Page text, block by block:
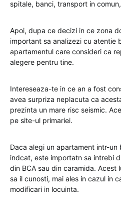
spitale, banci, transport in
Apoi, dupa ce decizi in ce zona
important sa analizezi cu atentie
apartamentul care consideri ca
alegere pentru tine.
Intereseaza-te in ce an a fost
avea surpriza neplacuta ca
prezinta un mare risc seismic.
pe site-ul primariei.
Daca alegi un apartament intr-un
indcat, este importatn sa intrebi
din BCA sau din caramida.
sa il cunosti, mai ales in cazul in
modificari in locuinta.